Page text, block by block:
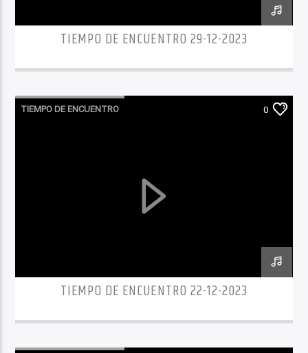
TIEMPO DE ENCUENTRO 29-12-2023
TIEMPO DE ENCUENTRO 0
TIEMPO DE ENCUENTRO 22-12-2023